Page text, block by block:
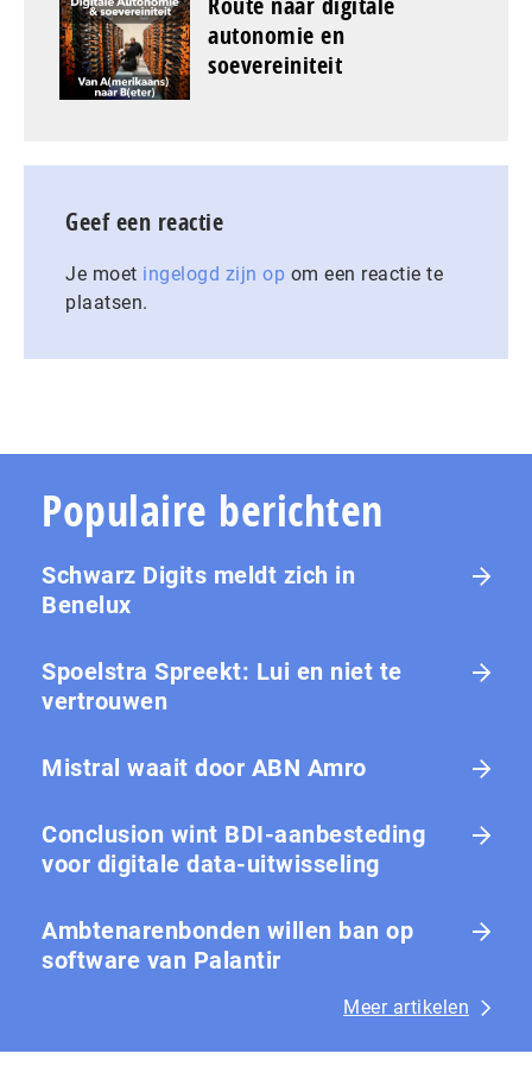
autonomie en
soevereiniteit
Geef een reactie
Je moet ingelogd zijn op om een reactie te
plaatsen.
Populaire berichten
Schwarz Digits meldt zich in
Benelux
Spoelstra Spreekt: Lui en niet te
vertrouwen
Mistral waait door ABN Amro
Conclusion wint BDI-aanbesteding
voor digitale data-uitwisseling
Ambtenarenbonden willen ban op
software van Palantir
Meer artikelen